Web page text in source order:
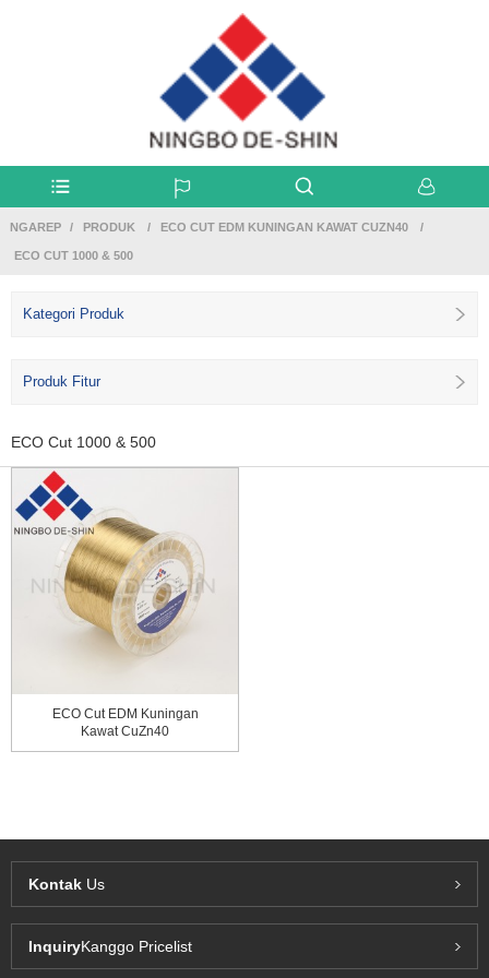
NGAREP PRODUK ECO CUT EDM KUNINGAN KAWAT CUZN40
ECO CUT 1000 & 500
Kategori Produk
Produk Fitur
ECO Cut 1000 & 500
ECO Cut EDM Kuningan
Kawat CuZn40
Kontak Us
InquiryKanggo Pricelist